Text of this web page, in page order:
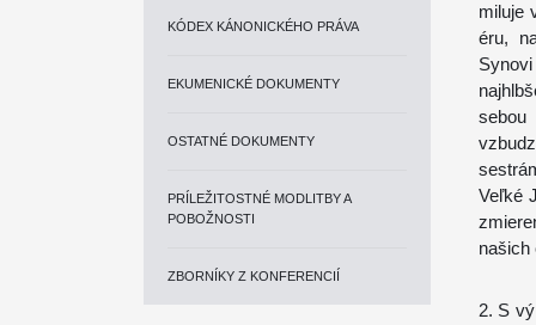
KÓDEX KÁNONICKÉHO PRÁVA
EKUMENICKÉ DOKUMENTY
OSTATNÉ DOKUMENTY
PRÍLEŽITOSTNÉ MODLITBY A
POBOŽNOSTI
ZBORNÍKY Z KONFERENCIÍ
miluje
éru,
Veľké
našich
2. S